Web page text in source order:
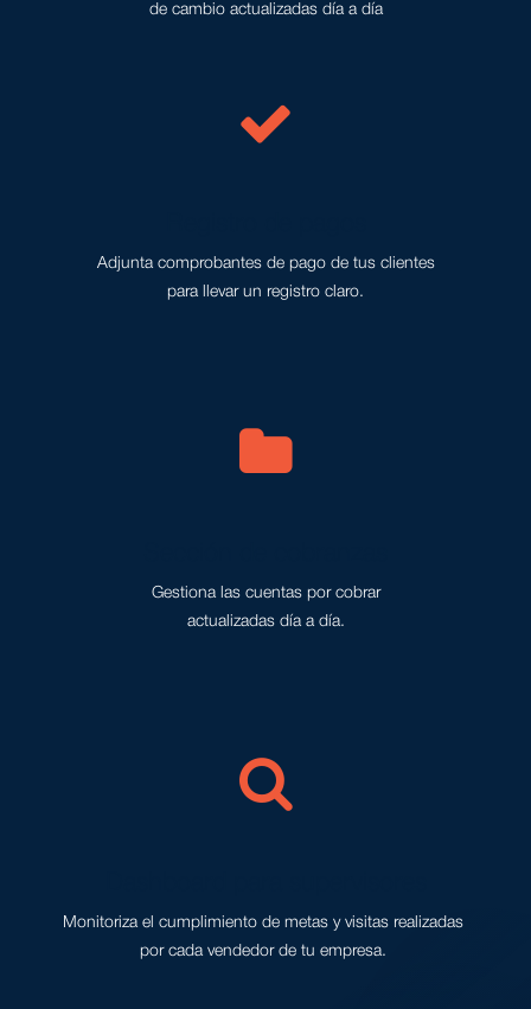
de cambio actualizadas día a día
Adjunta comprobantes de pago de tus clientes
para llevar un registro claro.
Gestiona las cuentas por cobrar
actualizadas día a día.
Monitoriza el cumplimiento de metas y visitas realizadas
por cada vendedor de tu empresa.